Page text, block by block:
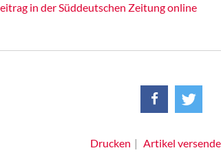
in der Süddeutschen Zeitung online
Drucken Artikel